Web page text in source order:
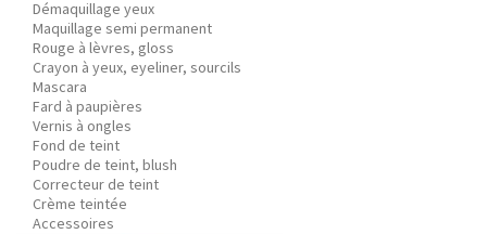
Démaquillage yeux
Maquillage semi permanent
Rouge à lèvres, gloss
Crayon à yeux, eyeliner, sourcils
Mascara
Fard à paupières
Vernis à ongles
Fond de teint
Poudre de teint, blush
Correcteur de teint
Crème teintée
Accessoires